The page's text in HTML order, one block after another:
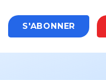
S'ABONNER